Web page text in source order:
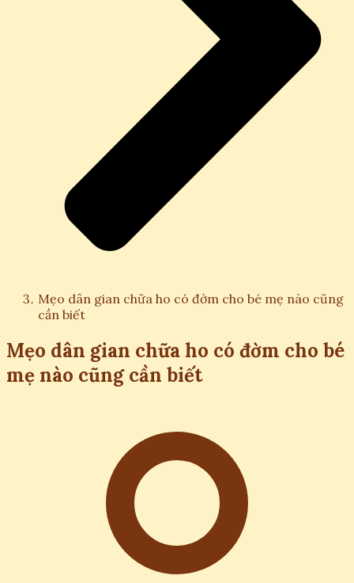
Mẹo dân gian chữa ho có đờm cho bé mẹ nào cũng
cần biết
Mẹo dân gian chữa ho có đờm cho bé
mẹ nào cũng cần biết